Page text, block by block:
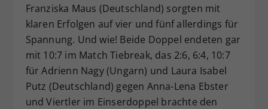
Franziska Maus (Deutschland) sorgten mit
klaren Erfolgen auf vier und fünf allerdings für
Spannung. Und wie! Beide Doppel endeten gar
mit 10:7 im Match Tiebreak, das 2:6, 6:4, 10:7
für Adrienn Nagy (Ungarn) und Laura Isabel
Putz (Deutschland) gegen Anna-Lena Ebster
und Viertler im Einserdoppel brachte den